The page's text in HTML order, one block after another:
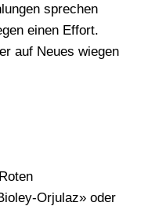
sprechen
einen Effort.
auf Neues wiegen
Orjulaz» oder